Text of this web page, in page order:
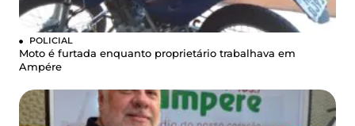
POLICIAL
Moto é furtada enquanto proprietário trabalhava em
Ampére